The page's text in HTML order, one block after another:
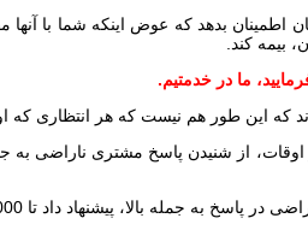
اطمینان بدهد که عوض اینکه شما با
بیمه کند.
که این طور هم نیست که هر انتظاری که
از شنیدن پاسخ مشتری ناراضی به
تومان برایش تخفیف داده شود در حالیکه من حاضر بودم دو برابر این مقدار را هم برای جلب رضایت او، تخفیف بدهم.